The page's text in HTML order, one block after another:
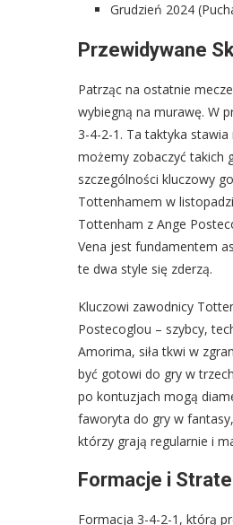
Grudzień 2024
Przewidywane
Patrząc na ostatnie
wybiegną na murawę. W
3-4-2-1. Ta taktyka
możemy zobaczyć takich
szczególności kluczowy
Tottenhamem w
Tottenham z Ange
Vena jest fundamentem
te dwa style się zderzą.
Kluczowi zawodnicy
Postecoglou – szybcy,
Amorima, siła tkwi w
być gotowi do gry w
po kontuzjach mogą
faworyta do gry w
którzy grają regularnie i
Formacje i
Formacja 3-4-2-1, którą